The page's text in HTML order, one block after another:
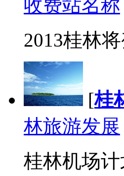
收费站名称
2013桂林
[桂
林旅游发展
桂林机场